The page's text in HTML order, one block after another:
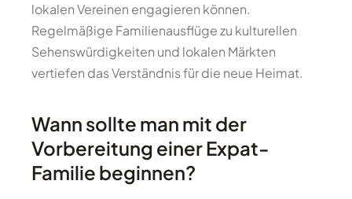
lokalen Vereinen engagieren können.
Regelmäßige Familienausflüge zu kulturellen
Sehenswürdigkeiten und lokalen Märkten
vertiefen das Verständnis für die neue Heimat.
Wann sollte man mit der
Vorbereitung einer Expat-
Familie beginnen?